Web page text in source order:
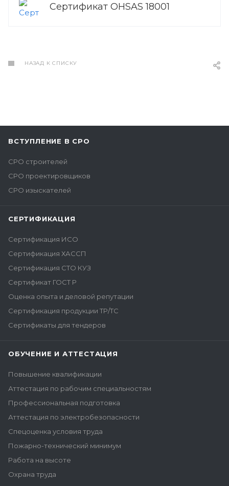
Сертификат OHSAS 18001
НАЗАД К СПИСКУ
ВСТУПЛЕНИЕ В СРО
СРО строителей
СРО проектировщиков
СРО изыскателей
СЕРТИФИКАЦИЯ
Сертификация ИСО
Сертификация ХАССП
Сертификация СТО КУЗ
Сертификат ГОСТ Р
Оценка опыта и деловой репутации
Сертификация продукции ТР/ТС
Сертификаты для тендеров
ОБУЧЕНИЕ И АТТЕСТАЦИЯ
Повышение квалификации
Аттестация по рабочим специальностям
Профессиональная подготовка
Аттестация по электробезопасности
Спецоценка условия труда
Пожарно-технический минимум
Работа на высоте
Охрана труда